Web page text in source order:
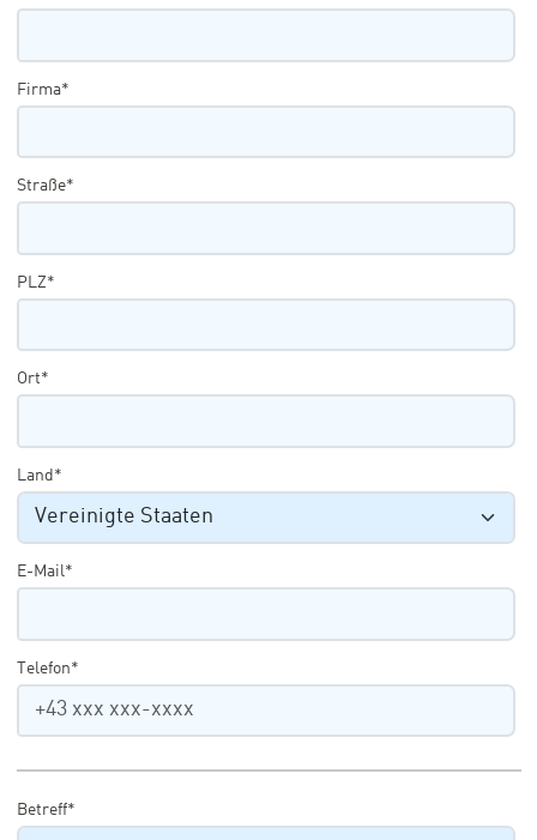
Firma*
Straße*
PLZ*
Ort*
Land*
E-Mail*
Telefon*
Betreff*